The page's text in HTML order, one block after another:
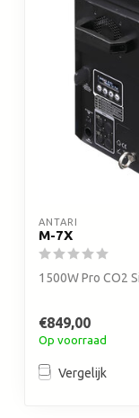
ANTARI
M-7X
1500W Pro CO2
€849,00
Op voorraad
Vergelijk